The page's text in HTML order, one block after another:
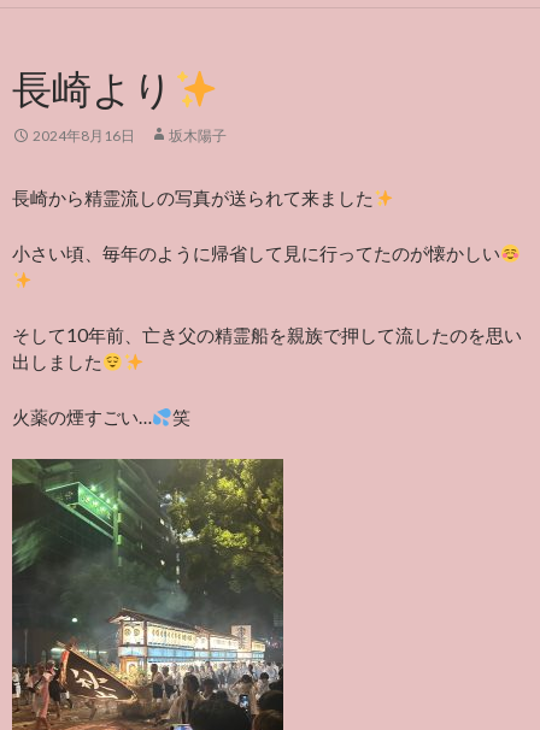
長崎より
2024年8月16日 坂木陽子
長崎から精霊流しの写真が送られて来ました
小さい頃、毎年のように帰省して見に行ってたのが懐かしい
そして10年前、亡き父の精霊船を親族で押して流したのを思い
出しました
火薬の煙すごい… 笑